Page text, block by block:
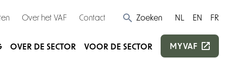
Over het VAF Contact Zoeken NL EN FR
OVER DE SECTOR VOOR DE SECTOR MYVAF